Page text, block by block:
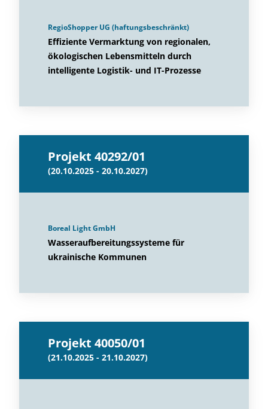
RegioShopper UG (haftungsbeschränkt)
Effiziente Vermarktung von regionalen,
ökologischen Lebensmitteln durch
intelligente Logistik- und IT-Prozesse
Projekt 40292/01
(20.10.2025 - 20.10.2027)
Boreal Light GmbH
Wasseraufbereitungssysteme für
ukrainische Kommunen
Projekt 40050/01
(21.10.2025 - 21.10.2027)